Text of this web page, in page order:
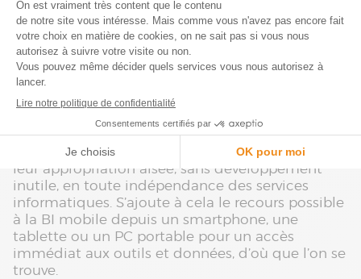
feuilles de calcul ou effectuer de longues
manipulations.
Autonomie
Avec la BI, le DAF peut, par ailleurs, jouer son
de régulation et de conseil de façon agile et en
totale autonomie. De fait, lasimplicité et
l’ergonomie des solutions actuelles favorisent
leur appropriation aisée, sans développement
inutile, en toute indépendance des services
informatiques. S’ajoute à cela le recours possible
à la BI mobile depuis un smartphone, une
tablette ou un PC portable pour un accès
immédiat aux outils et données, d’où que l’on se
trouve.